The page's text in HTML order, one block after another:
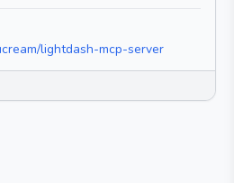
lightdash-mcp-server